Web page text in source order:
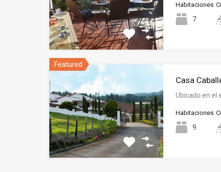
Habitaciones
7
Featured
Casa
Ubicado en el
Habitaciones
9